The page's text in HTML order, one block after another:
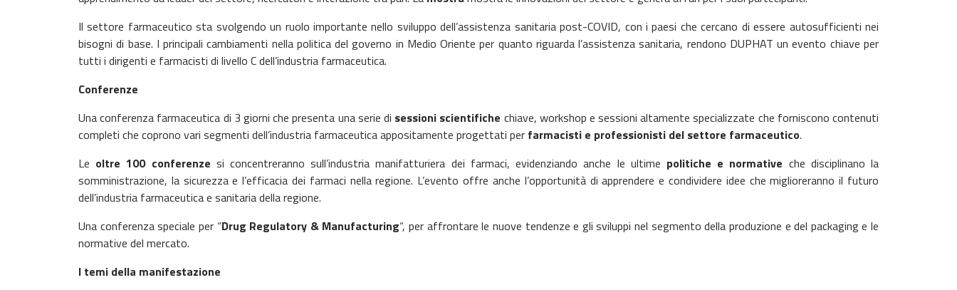
Il settore farmaceutico sta svolgendo un ruolo importante nello sviluppo dell’assistenza sanitaria post-COVID, con i paesi che cercano di essere autosufficienti nei
bisogni di base. I principali cambiamenti nella politica del governo in Medio Oriente per quanto riguarda l’assistenza sanitaria, rendono DUPHAT un evento chiave per
tutti i dirigenti e farmacisti di livello C dell’industria farmaceutica.
Conferenze
Una conferenza farmaceutica di 3 giorni che presenta una serie di sessioni scientifiche chiave, workshop e sessioni altamente specializzate che forniscono contenuti
completi che coprono vari segmenti dell’industria farmaceutica appositamente progettati per farmacisti e professionisti del settore farmaceutico.
Le oltre 100 conferenze si concentreranno sull’industria manifatturiera dei farmaci, evidenziando anche le ultime politiche e normative che disciplinano la
somministrazione, la sicurezza e l’efficacia dei farmaci nella regione. L’evento offre anche l’opportunità di apprendere e condividere idee che miglioreranno il futuro
dell’industria farmaceutica e sanitaria della regione.
Una conferenza speciale per “Drug Regulatory & Manufacturing“, per affrontare le nuove tendenze e gli sviluppi nel segmento della produzione e del packaging e le
normative del mercato.
I temi della manifestazione